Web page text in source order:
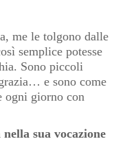
me le tolgono dalle
semplice potesse
Sono piccoli
e sono come
ogni giorno con
sua vocazione